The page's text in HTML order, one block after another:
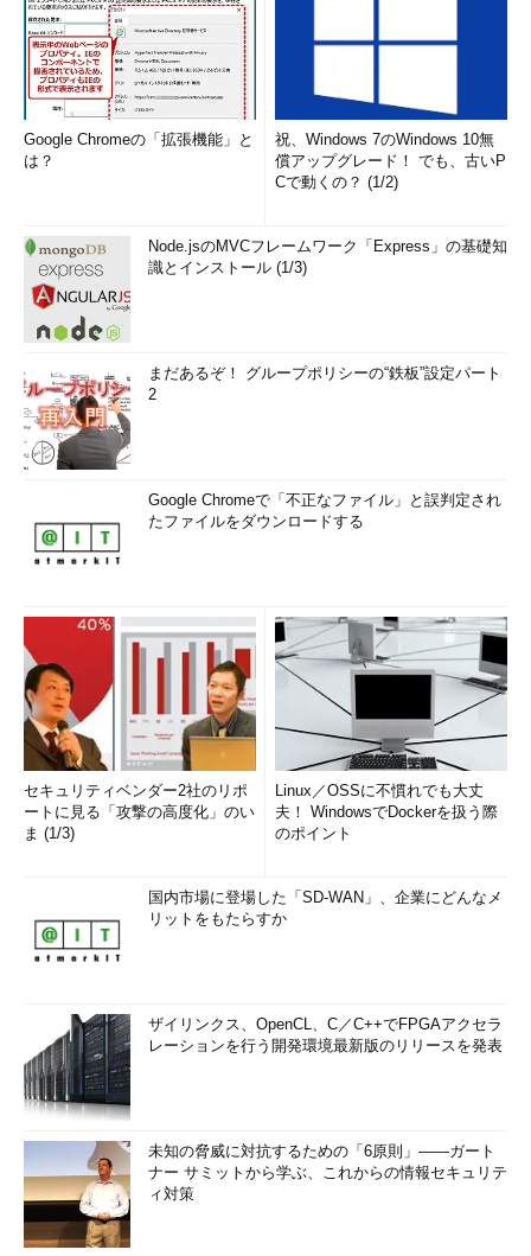
Google Chromeの「拡張機能」と
は？
祝、Windows 7のWindows 10無
償アップグレード！ でも、古いP
Cで動くの？ (1/2)
Node.jsのMVCフレームワーク「Express」の基礎知
識とインストール (1/3)
まだあるぞ！ グループポリシーの“鉄板”設定パート
2
Google Chromeで「不正なファイル」と誤判定され
たファイルをダウンロードする
セキュリティベンダー2社のリポ
ートに見る「攻撃の高度化」のい
ま (1/3)
Linux／OSSに不慣れでも大丈
夫！ WindowsでDockerを扱う際
のポイント
国内市場に登場した「SD-WAN」、企業にどんなメ
リットをもたらすか
ザイリンクス、OpenCL、C／C++でFPGAアクセラ
レーションを行う開発環境最新版のリリースを発表
未知の脅威に対抗するための「6原則」――ガート
ナー サミットから学ぶ、これからの情報セキュリテ
ィ対策